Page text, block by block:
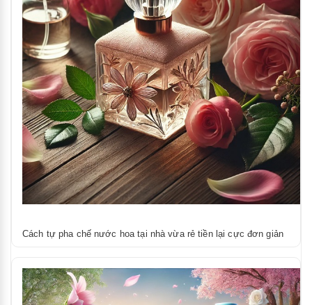
Cách tự pha chế nước hoa tại nhà vừa rẻ tiền lại cực đơn giản